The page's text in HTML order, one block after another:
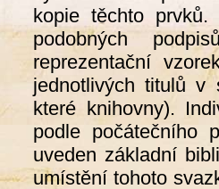
kopie těchto
podobných
reprezentační
jednotlivých titulů v
které knihovny).
podle počátečního
uveden základní
umístění tohoto